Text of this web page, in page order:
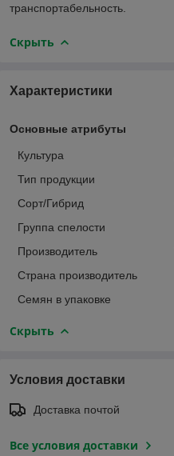
транспортабельность.
Скрыть
Характеристики
Основные атрибуты
Культура
Тип продукции
Сорт/Гибрид
Группа спелости
Производитель
Страна производитель
Семян в упаковке
Скрыть
Условия доставки
Доставка почтой
Все условия доставки